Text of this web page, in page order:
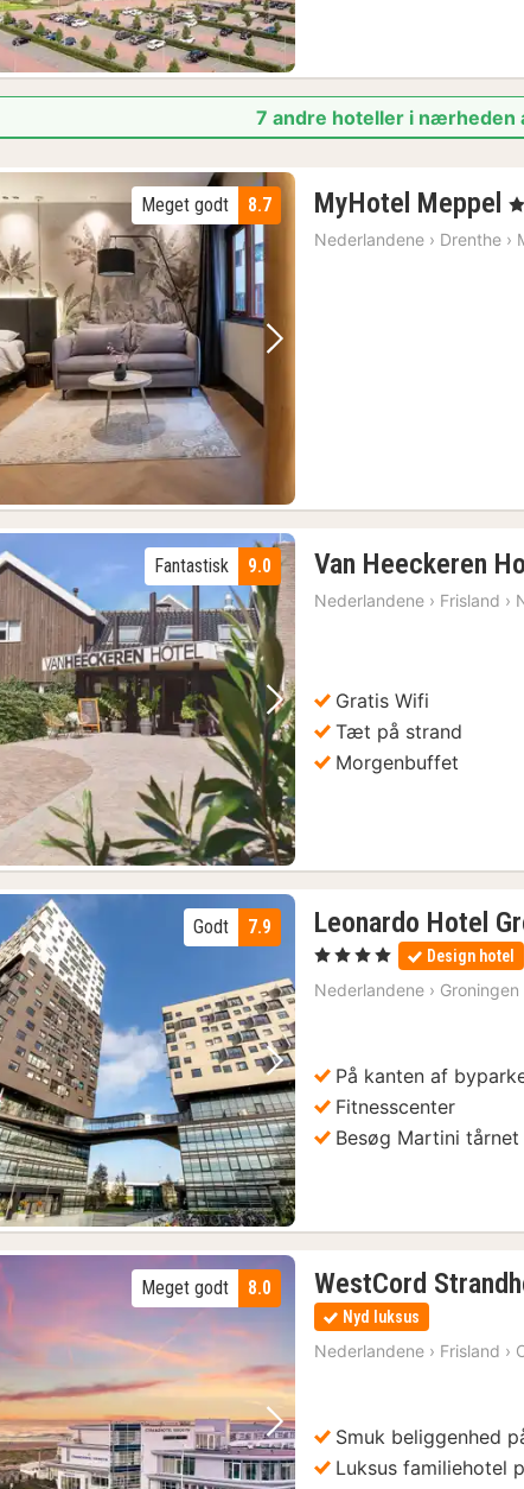
7 andre hoteller i nærheden
Forrige billede Næste billede
8.7
Meget godt MyHotel Meppel 1
,
Nederlandene › Drenthe ›
Forrige billede Næste billede
9.0
Fantastisk Van Heeckeren
Nederlandene › Frisland ›
Gratis Wifi
Tæt på strand
Morgenbuffet
Forrige billede Næste billede
7.9
Godt Leonardo Hotel
, 4 Stjerner Design hotel
Nederlandene › Groningen
På kanten af
Fitnesscenter
Besøg Martini tårnet
Forrige billede Næste billede
8.0
Meget godt WestCord
Nyd luksus
Nederlandene › Frisland ›
Smuk beliggenhed
Luksus familiehotel